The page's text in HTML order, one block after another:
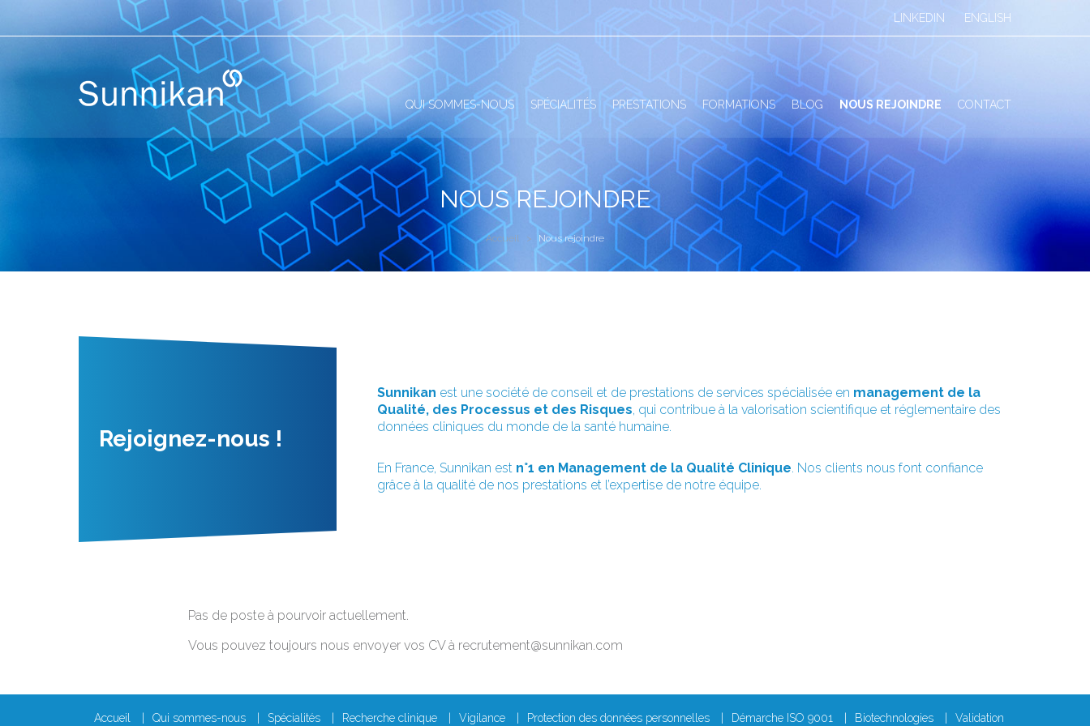
LINKEDIN ENGLISH
QUI SOMMES-NOUS SPÉCIALITÉS PRESTATIONS FORMATIONS BLOG NOUS REJOINDRE CONTACT
NOUS REJOINDRE
Accueil Nous rejoindre
Rejoignez-nous !
Sunnikan est une société de conseil et de prestations de services spécialisée en management de la
Qualité, des Processus et des Risques, qui contribue à la valorisation scientifique et réglementaire des
données cliniques du monde de la santé humaine.
En France, Sunnikan est n°1 en Management de la Qualité Clinique. Nos clients nous font confiance
grâce à la qualité de nos prestations et l’expertise de notre équipe.
Pas de poste à pourvoir actuellement.
Vous pouvez toujours nous envoyer vos CV à recrutement@sunnikan.com
Accueil Qui sommes-nous Spécialités Recherche clinique Vigilance Protection des données personnelles Démarche ISO 9001 Biotechnologies Validation